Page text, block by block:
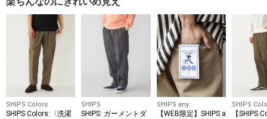
SHIPS Colors
SHIPS Colors:〈洗濯
SHIPS
SHIPS: ガーメントダ
SHIPS any
【WEB限定】SHIPS a
SHIPS
【SHIPS